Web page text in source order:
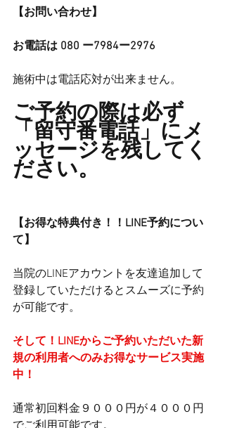
【お問い合わせ】
お電話は 080 ー7984ー2976
施術中は電話応対が出来ません。
ご予約の際は必ず
「留守番電話」にメ
ッセージを残してく
ださい。
【お得な特典付き！！LINE予約につい
て】
当院のLINEアカウントを友達追加して
登録していただけるとスムーズに予約
が可能です。
そして！LINEからご予約いただいた新
規の利用者へのみお得なサービス実施
中！
通常初回料金９０００円が４０００円